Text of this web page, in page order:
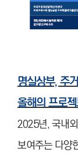
명실상부, 주
올해의 프로
2025년, 국내
보여주는 다양